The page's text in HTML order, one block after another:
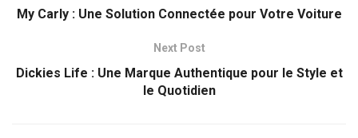
My Carly : Une Solution Connectée pour Votre Voiture
Next Post
Dickies Life : Une Marque Authentique pour le Style et
le Quotidien